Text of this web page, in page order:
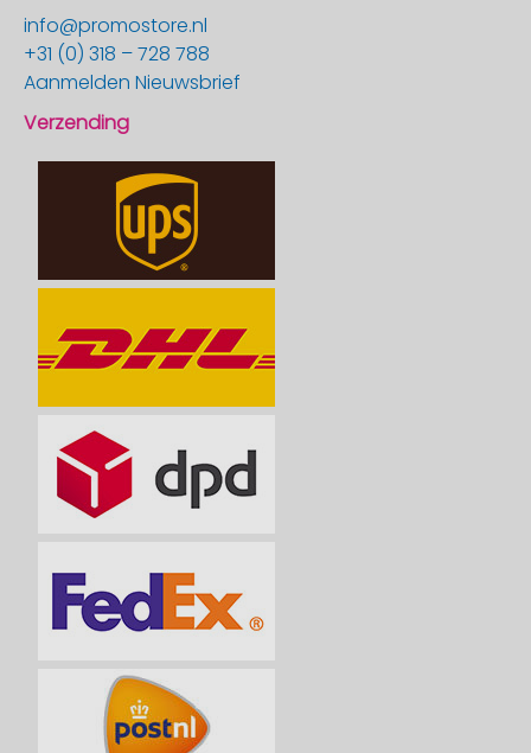
info@promostore.nl
+31 (0) 318 – 728 788
Aanmelden Nieuwsbrief
Verzending